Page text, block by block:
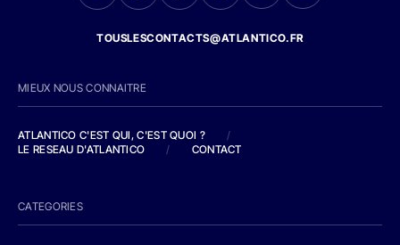
TOUSLESCONTACTS@ATLANTICO.FR
MIEUX NOUS CONNAITRE
ATLANTICO C'EST QUI, C'EST QUOI ?
/
LE RESEAU D'ATLANTICO
/ CONTACT
CATEGORIES